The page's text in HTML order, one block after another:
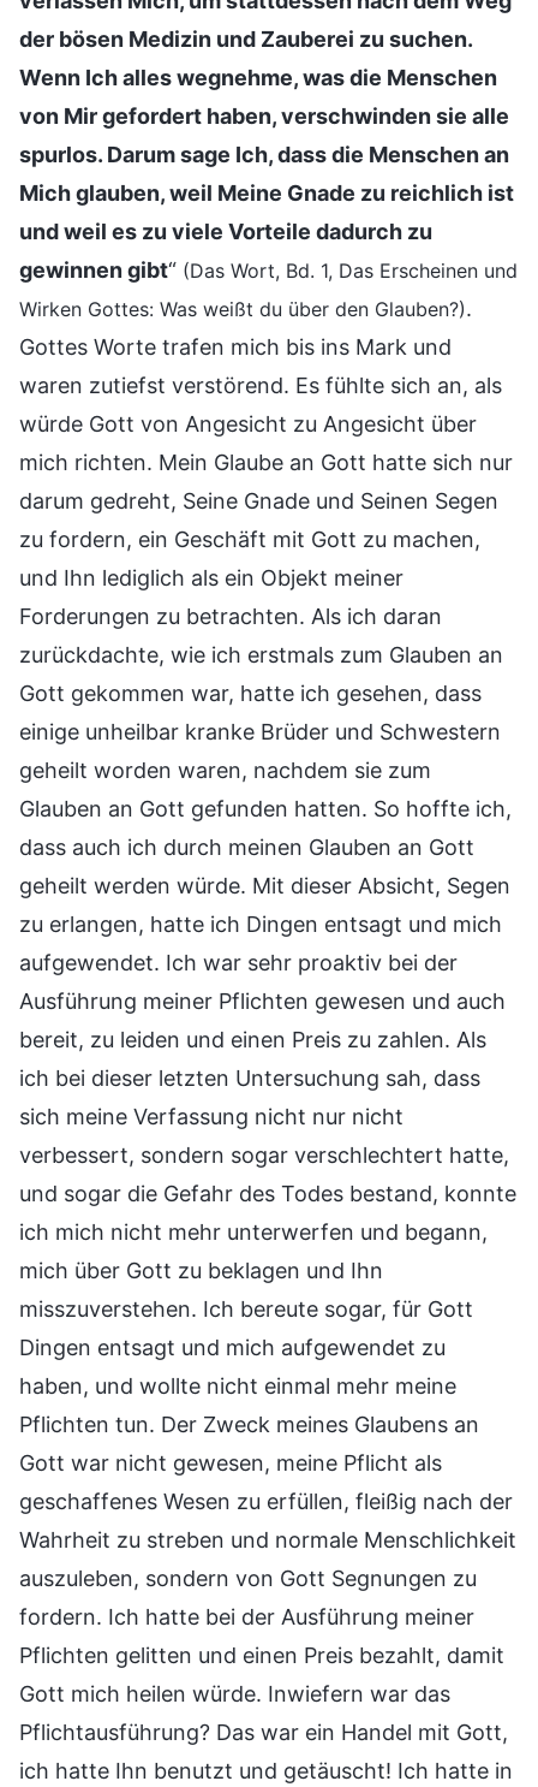
der bösen Medizin und Zauberei zu suchen.
Wenn Ich alles wegnehme, was die Menschen
von Mir gefordert haben, verschwinden sie alle
spurlos. Darum sage Ich, dass die Menschen an
Mich glauben, weil Meine Gnade zu reichlich ist
und weil es zu viele Vorteile dadurch zu
gewinnen gibt“ (Das Wort, Bd. 1, Das Erscheinen und
Wirken Gottes: Was weißt du über den Glauben?).
Gottes Worte trafen mich bis ins Mark und
waren zutiefst verstörend. Es fühlte sich an, als
würde Gott von Angesicht zu Angesicht über
mich richten. Mein Glaube an Gott hatte sich nur
darum gedreht, Seine Gnade und Seinen Segen
zu fordern, ein Geschäft mit Gott zu machen,
und Ihn lediglich als ein Objekt meiner
Forderungen zu betrachten. Als ich daran
zurückdachte, wie ich erstmals zum Glauben an
Gott gekommen war, hatte ich gesehen, dass
einige unheilbar kranke Brüder und Schwestern
geheilt worden waren, nachdem sie zum
Glauben an Gott gefunden hatten. So hoffte ich,
dass auch ich durch meinen Glauben an Gott
geheilt werden würde. Mit dieser Absicht, Segen
zu erlangen, hatte ich Dingen entsagt und mich
aufgewendet. Ich war sehr proaktiv bei der
Ausführung meiner Pflichten gewesen und auch
bereit, zu leiden und einen Preis zu zahlen. Als
ich bei dieser letzten Untersuchung sah, dass
sich meine Verfassung nicht nur nicht
verbessert, sondern sogar verschlechtert hatte,
und sogar die Gefahr des Todes bestand, konnte
ich mich nicht mehr unterwerfen und begann,
mich über Gott zu beklagen und Ihn
misszuverstehen. Ich bereute sogar, für Gott
Dingen entsagt und mich aufgewendet zu
haben, und wollte nicht einmal mehr meine
Pflichten tun. Der Zweck meines Glaubens an
Gott war nicht gewesen, meine Pflicht als
geschaffenes Wesen zu erfüllen, fleißig nach der
Wahrheit zu streben und normale Menschlichkeit
auszuleben, sondern von Gott Segnungen zu
fordern. Ich hatte bei der Ausführung meiner
Pflichten gelitten und einen Preis bezahlt, damit
Gott mich heilen würde. Inwiefern war das
Pflichtausführung? Das war ein Handel mit Gott,
ich hatte Ihn benutzt und getäuscht! Ich hatte in